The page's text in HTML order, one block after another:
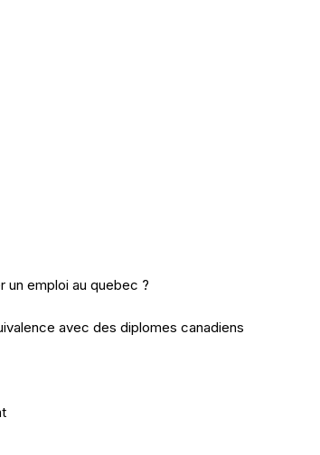
emploi au quebec ?
avec des diplomes canadiens